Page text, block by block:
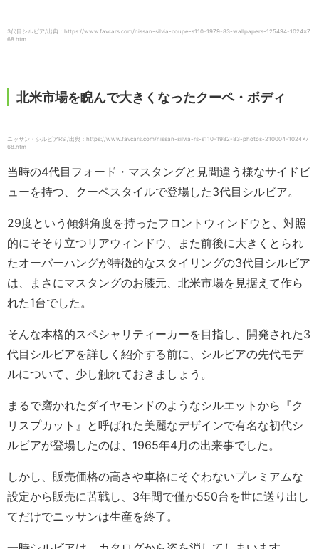
3代目シルビア/出典：https://www.favcars.com/nissan-silvia-coupe-s110-1979-83-wallpapers-125494-1024×7
68.htm
北米市場を睨んで大きくなったクーペ・ボディ
ニッサン・シルビアRS /出典：https://www.favcars.com/nissan-silvia-rs-s110-1982-83-photos-210004-1024×7
68.htm
当時の4代目フォード・マスタングと見間違う様なサイドビ
ューを持つ、クーペスタイルで登場した3代目シルビア。
29度という傾斜角度を持ったフロントウィンドウと、対照
的にそそり立つリアウィンドウ、また前後に大きくとられ
たオーバーハングが特徴的なスタイリングの3代目シルビア
は、まさにマスタングのお膝元、北米市場を見据えて作ら
れた1台でした。
そんな本格的スペシャリティーカーを目指し、開発された3
代目シルビアを詳しく紹介する前に、シルビアの先代モデ
ルについて、少し触れておきましょう。
まるで磨かれたダイヤモンドのようなシルエットから『ク
リスプカット』と呼ばれた美麗なデザインで有名な初代シ
ルビアが登場したのは、1965年4月の出来事でした。
しかし、販売価格の高さや車格にそぐわないプレミアムな
設定から販売に苦戦し、3年間で僅か550台を世に送り出し
てだけでニッサンは生産を終了。